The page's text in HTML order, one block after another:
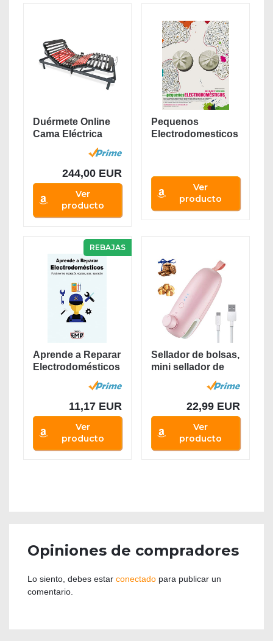
Duérmete Online
Cama Eléctrica
244,00 EUR
Ver
producto
Pequenos
Electrodomesticos
Ver
producto
REBAJAS
Aprende a Reparar
Electrodomésticos
: Fundamentos,...
11,17 EUR
Ver
producto
Sellador de bolsas,
mini sellador de
22,99 EUR
Ver
producto
Opiniones de compradores
Lo siento, debes estar conectado para publicar un
comentario.